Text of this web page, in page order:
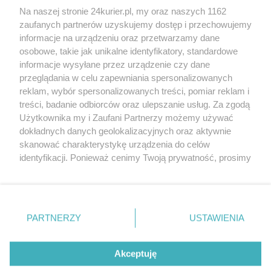
Dzień Babci i Dziadka z policyjną akcją
Wandale pomnikowi zatrzymani
POGODA
29℃
Zobacz prognozę na 3 dni
Copyright © 2022 Kurier Szczeciński sp. z o.o.
Wszelkie prawa zastrzeżone
Nota wydawnicza
Nota prawna
Polityka prywatności
Reklama
Na naszej stronie 24kurier.pl, my oraz naszych 1162
zaufanych partnerów uzyskujemy dostęp i przechowujemy
informacje na urządzeniu oraz przetwarzamy dane
osobowe, takie jak unikalne identyfikatory, standardowe
informacje wysyłane przez urządzenie czy dane
przeglądania w celu zapewniania spersonalizowanych
reklam, wybór spersonalizowanych treści, pomiar reklam i
treści, badanie odbiorców oraz ulepszanie usług. Za zgodą
Użytkownika my i Zaufani Partnerzy możemy używać
dokładnych danych geolokalizacyjnych oraz aktywnie
skanować charakterystykę urządzenia do celów
identyfikacji. Ponieważ cenimy Twoją prywatność, prosimy
prywatności znajdujący się w lewym dolnym rogu strony
. Niektóre rodzaje przetwarzania danych nie wymagają
takiemu przetwarzaniu. Preferencje będą miały
zastosowania tylko na tej witrynie.
PARTNERZY USTAWIENIA
Akceptuję